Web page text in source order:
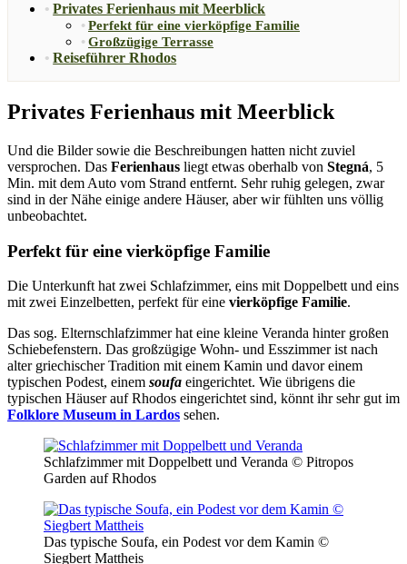
Privates Ferienhaus mit Meerblick
Perfekt für eine vierköpfige Familie
Großzügige Terrasse
Reiseführer Rhodos
Privates Ferienhaus mit Meerblick
Und die Bilder sowie die Beschreibungen hatten nicht zuviel
versprochen. Das Ferienhaus liegt etwas oberhalb von Stegná, 5
Min. mit dem Auto vom Strand entfernt. Sehr ruhig gelegen, zwar
sind in der Nähe einige andere Häuser, aber wir fühlten uns völlig
unbeobachtet.
Perfekt für eine vierköpfige Familie
Die Unterkunft hat zwei Schlafzimmer, eins mit Doppelbett und eins
mit zwei Einzelbetten, perfekt für eine vierköpfige Familie.
Das sog. Elternschlafzimmer hat eine kleine Veranda hinter großen
Schiebefenstern. Das großzügige Wohn- und Esszimmer ist nach
alter griechischer Tradition mit einem Kamin und davor einem
typischen Podest, einem soufa eingerichtet. Wie übrigens die
typischen Häuser auf Rhodos eingerichtet sind, könnt ihr sehr gut im
Folklore Museum in Lardos sehen.
Schlafzimmer mit Doppelbett und Veranda © Pitropos
Garden auf Rhodos
Das typische Soufa, ein Podest vor dem Kamin ©
Siegbert Mattheis